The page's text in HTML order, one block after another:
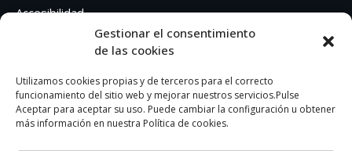
Gestionar el consentimiento
de las cookies
Utilizamos cookies propias y de terceros para el correcto
funcionamiento del sitio web y mejorar nuestros servicios.Pulse
Aceptar para aceptar su uso. Puede cambiar la configuración u obtener
más información en nuestra Política de cookies.
Accesibilidad
Síguenos en Redes sociales
Facebook
Instagram